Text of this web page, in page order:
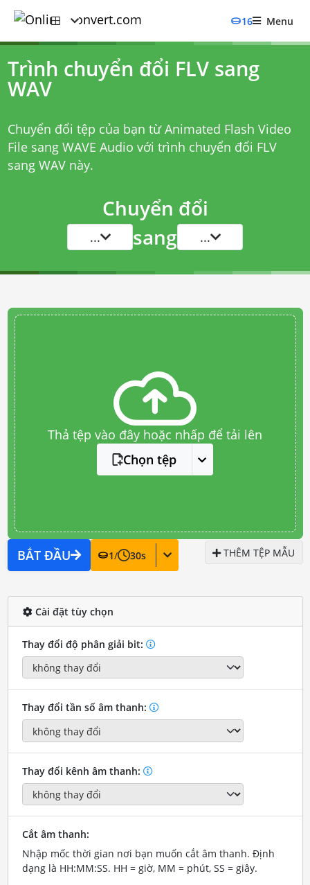
16 Menu
Trình chuyển đổi FLV sang
WAV
Chuyển đổi tệp của bạn từ Animated Flash Video
File sang WAVE Audio với trình chuyển đổi FLV
sang WAVnày.
Chuyển đổi
... sang ...
Thả tệp vào đây hoặc nhấp để tải lên
Chọn tệp
BẮT ĐẦU 1/ 30s THÊM TỆP MẪU
Cài đặt tùy chọn
Thay đổi độ phân giải bit:
Thay đổi tần số âm thanh:
Thay đổi kênh âm thanh:
Cắt âm thanh:
Nhập mốc thời gian nơi bạn muốn cắt âm thanh. Định
dạng là HH:MM:SS. HH = giờ, MM = phút, SS = giây.